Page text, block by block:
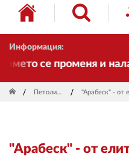
Информация:
се променя и
Петолиния
"Арабеск" - от